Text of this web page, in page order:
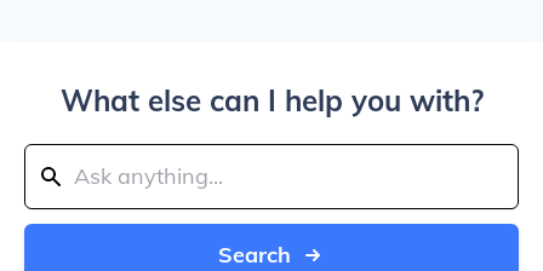
What else can I help you with?
Search